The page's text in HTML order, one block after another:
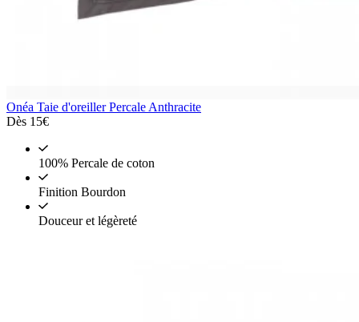
Onéa Taie d'oreiller Percale Anthracite
Dès 15€
100% Percale de coton
Finition Bourdon
Douceur et légèreté